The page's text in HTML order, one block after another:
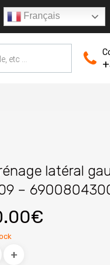
Français
latéral
–
€